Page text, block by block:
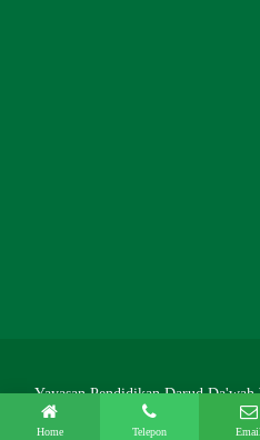
Yayasan Pendidikan Darud
Home Telepon Email